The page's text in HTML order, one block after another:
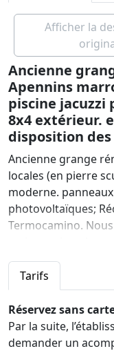
Afficher la
Ancienne
Apennins
piscine jacuzzi
8x4 extérieur.
disposition
Ancienne grange
locales (en pierre
moderne.
photovoltaïques;
Termocamino.
mais aussi sur le
A disposition des
piscine pour 6
terrasse avec un
bar avec boissons à
connexion Wi-Fi
avec des draps et
Tarifs
Réservez sans
Par la suite,
demander un